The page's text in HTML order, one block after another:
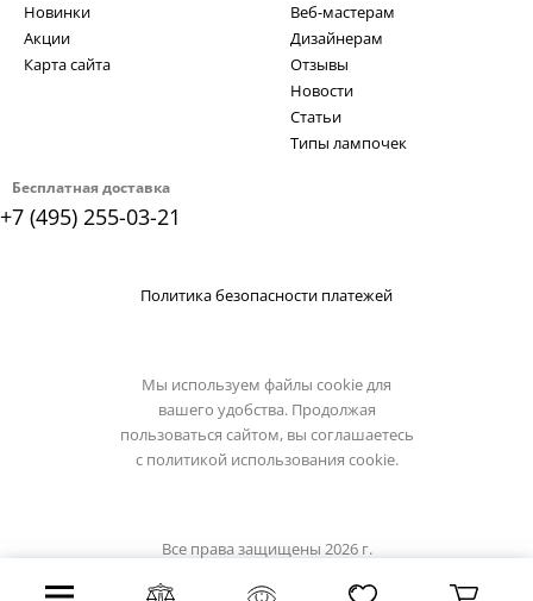
Бесплатная доставка
+7 (495) 255-03-21
Новинки
Акции
Карта сайта
Веб-мастерам
Дизайнерам
Отзывы
Новости
Статьи
Типы лампочек
Политика безопасности платежей
Мы используем файлы cookie для
вашего удобства. Продолжая
пользоваться сайтом, вы соглашаетесь
с политикой использования cookie.
Все права защищены 2026 г.